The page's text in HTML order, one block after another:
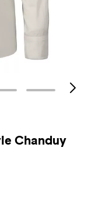
Chanduy